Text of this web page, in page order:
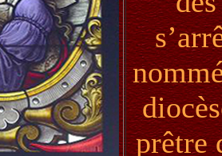
prêtre